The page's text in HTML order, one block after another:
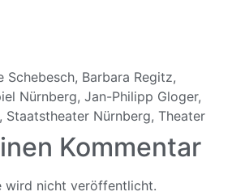
Schebesch, Barbara Regitz,
Nürnberg, Jan-Philipp Gloger,
, Staatstheater Nürnberg, Theater
Kommentar
wird nicht veröffentlicht.